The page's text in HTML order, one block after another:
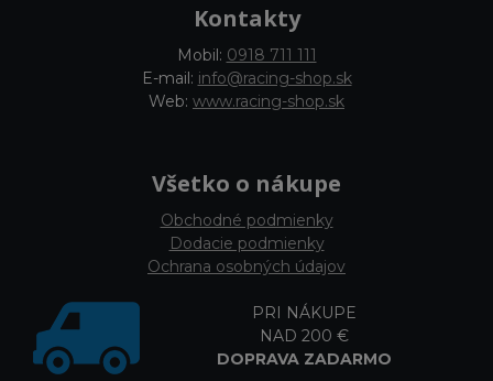
Kontakty
Mobil: 0918 711 111
E-mail: info@racing-shop.sk
Web: www.racing-shop.sk
Všetko o nákupe
Obchodné podmienky
Dodacie podmienky
Ochrana osobných údajov
PRI NÁKUPE
NAD 200 €
DOPRAVA ZADARMO